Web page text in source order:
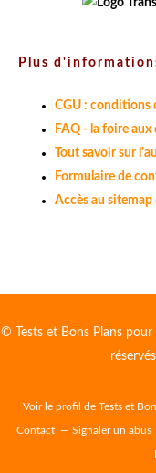
Plus
CGU : conditions
FAQ - la foire
Tout savoir sur
Formulaire de
Accès au sitemap
© Tests et Bons Plans
Voir le profil de Tests et
Contact Signaler un abus